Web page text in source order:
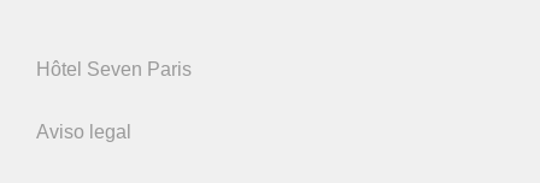
Hôtel Seven Paris
Aviso legal